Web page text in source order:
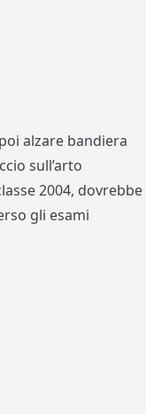
alzare bandiera
sull’arto
2004, dovrebbe
gli esami